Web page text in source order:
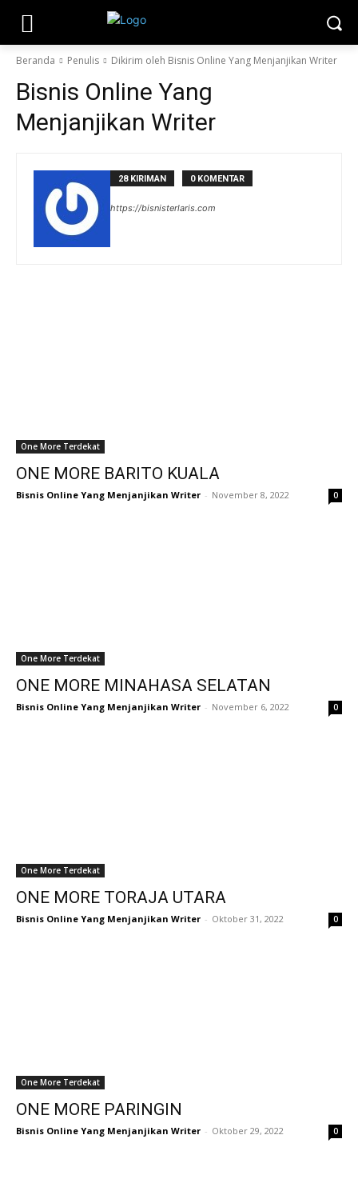
Beranda Penulis Dikirim oleh Bisnis Online Yang Menjanjikan Writer
Bisnis Online Yang
Menjanjikan Writer
28 KIRIMAN 0 KOMENTAR
https://bisnisterlaris.com
One More Terdekat
ONE MORE BARITO KUALA
Bisnis Online Yang Menjanjikan Writer - November 8, 2022 0
One More Terdekat
ONE MORE MINAHASA SELATAN
Bisnis Online Yang Menjanjikan Writer - November 6, 2022 0
One More Terdekat
ONE MORE TORAJA UTARA
Bisnis Online Yang Menjanjikan Writer - Oktober 31, 2022 0
One More Terdekat
ONE MORE PARINGIN
Bisnis Online Yang Menjanjikan Writer - Oktober 29, 2022 0